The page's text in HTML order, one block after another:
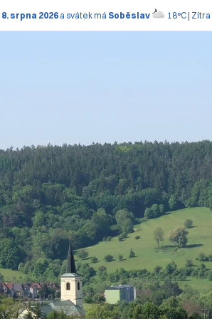
8. srpna 2026a svátek má Soběslav 18°C | Zítra